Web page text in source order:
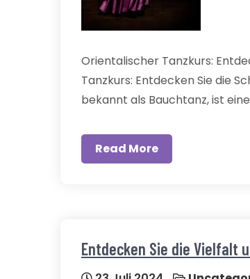
Orientalischer Tanzkurs:
Tanzkurs: Entdecken Sie die
bekannt als Bauchtanz, ist
Read More
Entdecken Sie die Vielfalt